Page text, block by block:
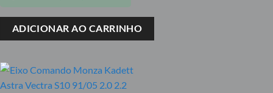
ADICIONAR AO CARRINHO